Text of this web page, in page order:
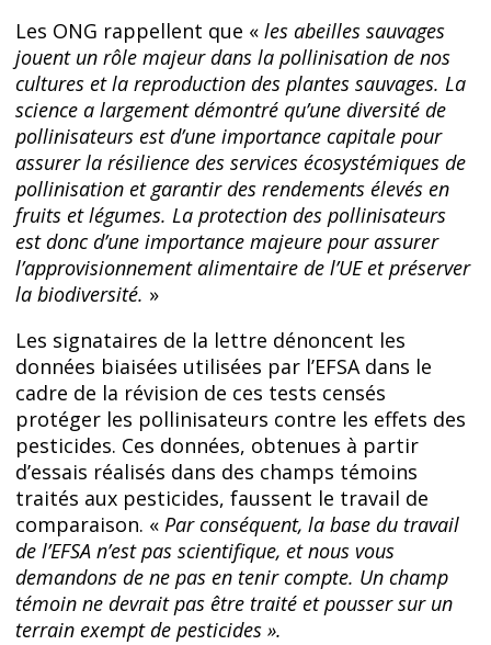
Les ONG rappellent que « les abeilles sauvages
jouent un rôle majeur dans la pollinisation de nos
cultures et la reproduction des plantes sauvages. La
science a largement démontré qu’une diversité de
pollinisateurs est d’une importance capitale pour
assurer la résilience des services écosystémiques de
pollinisation et garantir des rendements élevés en
fruits et légumes. La protection des pollinisateurs
est donc d’une importance majeure pour assurer
l’approvisionnement alimentaire de l’UE et préserver
la biodiversité. »
Les signataires de la lettre dénoncent les
données biaisées utilisées par l’EFSA dans le
cadre de la révision de ces tests censés
protéger les pollinisateurs contre les effets des
pesticides. Ces données, obtenues à partir
d’essais réalisés dans des champs témoins
traités aux pesticides, faussent le travail de
comparaison. « Par conséquent, la base du travail
de l’EFSA n’est pas scientifique, et nous vous
demandons de ne pas en tenir compte. Un champ
témoin ne devrait pas être traité et pousser sur un
terrain exempt de pesticides ».